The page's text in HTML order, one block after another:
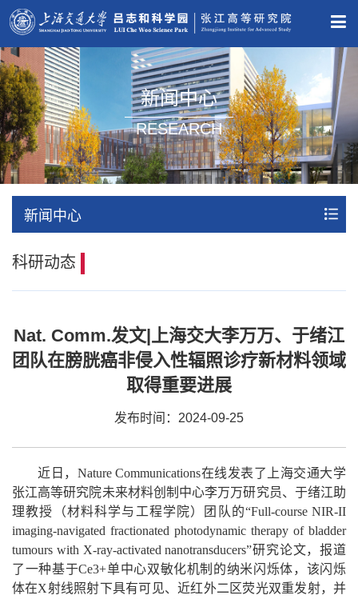
新闻中心
RESEARCH
新闻中心
科研动态
Nat. Comm.发文|上海交大李万万、于绪江
团队在膀胱癌非侵入性辐照诊疗新材料领域
取得重要进展
发布时间：2024-09-25
近日，Nature Communications在线发表了上海交通大学
张江高等研究院未来材料创制中心李万万研究员、于绪江助
理教授（材料科学与工程学院）团队的“Full-course NIR-II
imaging-navigated fractionated photodynamic therapy of bladder
tumours with X-ray-activated nanotransducers”研究论文，报道
了一种基于Ce3+单中心双敏化机制的纳米闪烁体，该闪烁
体在X射线照射下具有可见、近红外二区荧光双重发射，并